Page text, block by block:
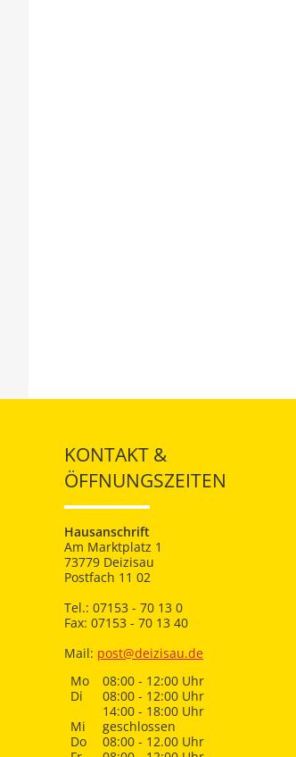
KONTAKT &
ÖFFNUNGSZEITEN
Hausanschrift
Am Marktplatz 1
73779 Deizisau
Postfach 11 02
Tel.: 07153 - 70 13 0
Fax: 07153 - 70 13 40
Mail: post@deizisau.de
Mo
08:00 - 12:00 Uhr
Di
08:00 - 12:00 Uhr
14:00 - 18:00 Uhr
Mi
geschlossen
Do
08:00 - 12.00 Uhr